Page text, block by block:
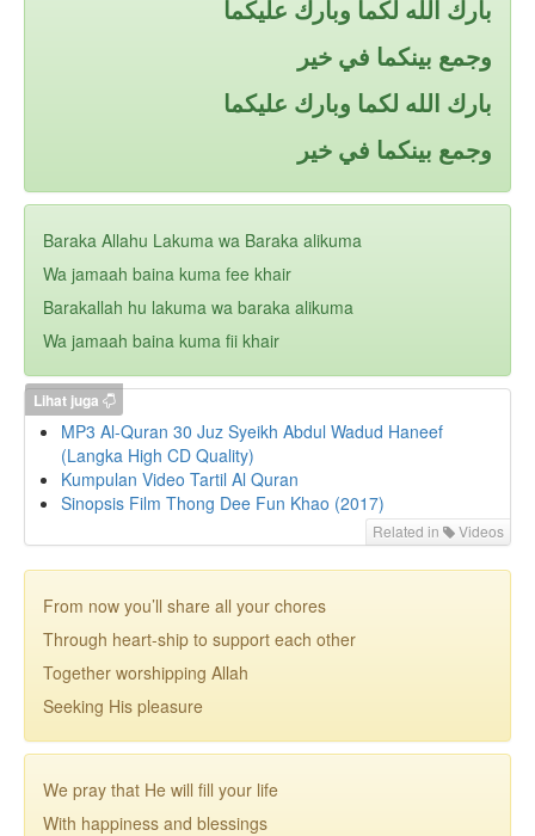
بارك الله لكما وبارك عليكما
وجمع بينكما في خير
بارك الله لكما وبارك عليكما
وجمع بينكما في خير
Baraka Allahu Lakuma wa Baraka alikuma
Wa jamaah baina kuma fee khair
Barakallah hu lakuma wa baraka alikuma
Wa jamaah baina kuma fii khair
Lihat juga
MP3 Al-Quran 30 Juz Syeikh Abdul Wadud Haneef
(Langka High CD Quality)
Kumpulan Video Tartil Al Quran
Sinopsis Film Thong Dee Fun Khao (2017)
Related in Videos
From now you’ll share all your chores
Through heart-ship to support each other
Together worshipping Allah
Seeking His pleasure
We pray that He will fill your life
With happiness and blessings